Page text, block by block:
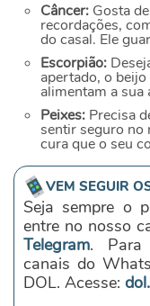
Câncer: Gosta
recordações,
do casal. Ele
Escorpião:
apertado, o
alimentam a sua
Peixes: Precisa
sentir seguro no
cura que o seu
VEM SEGUIR
Seja sempre o
entre no nosso
Telegram. Para
canais do
DOL. Acesse: